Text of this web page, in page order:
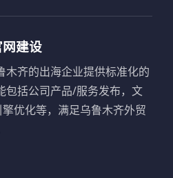
建设
木齐的出海企业提供标准化的
包括公司产品/服务发布，文
优化等，满足乌鲁木齐外贸